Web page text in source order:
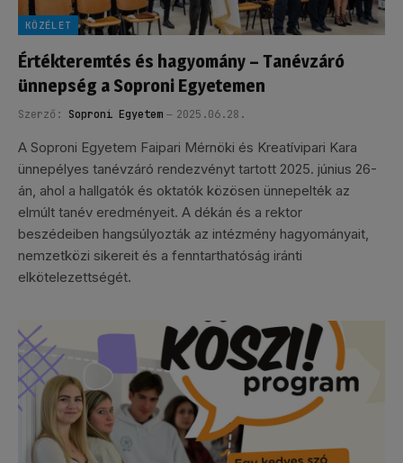
KÖZÉLET
Értékteremtés és hagyomány – Tanévzáró
ünnepség a Soproni Egyetemen
Szerző: Soproni Egyetem 2025.06.28.
A Soproni Egyetem Faipari Mérnöki és Kreatívipari Kara
ünnepélyes tanévzáró rendezvényt tartott 2025. június 26-
án, ahol a hallgatók és oktatók közösen ünnepelték az
elmúlt tanév eredményeit. A dékán és a rektor
beszédeiben hangsúlyozták az intézmény hagyományait,
nemzetközi sikereit és a fenntarthatóság iránti
elkötelezettségét.